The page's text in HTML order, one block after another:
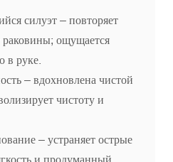
силуэт – повторяет
ощущается
в руке.
– вдохновлена ​​чистой
чистоту и
– устраняет острые
и продуманный